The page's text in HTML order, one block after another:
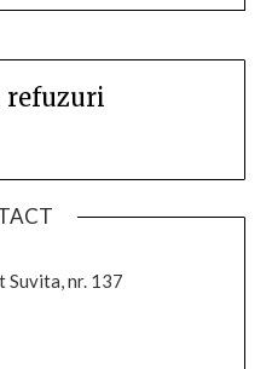
refuzuri
Suvita, nr. 137